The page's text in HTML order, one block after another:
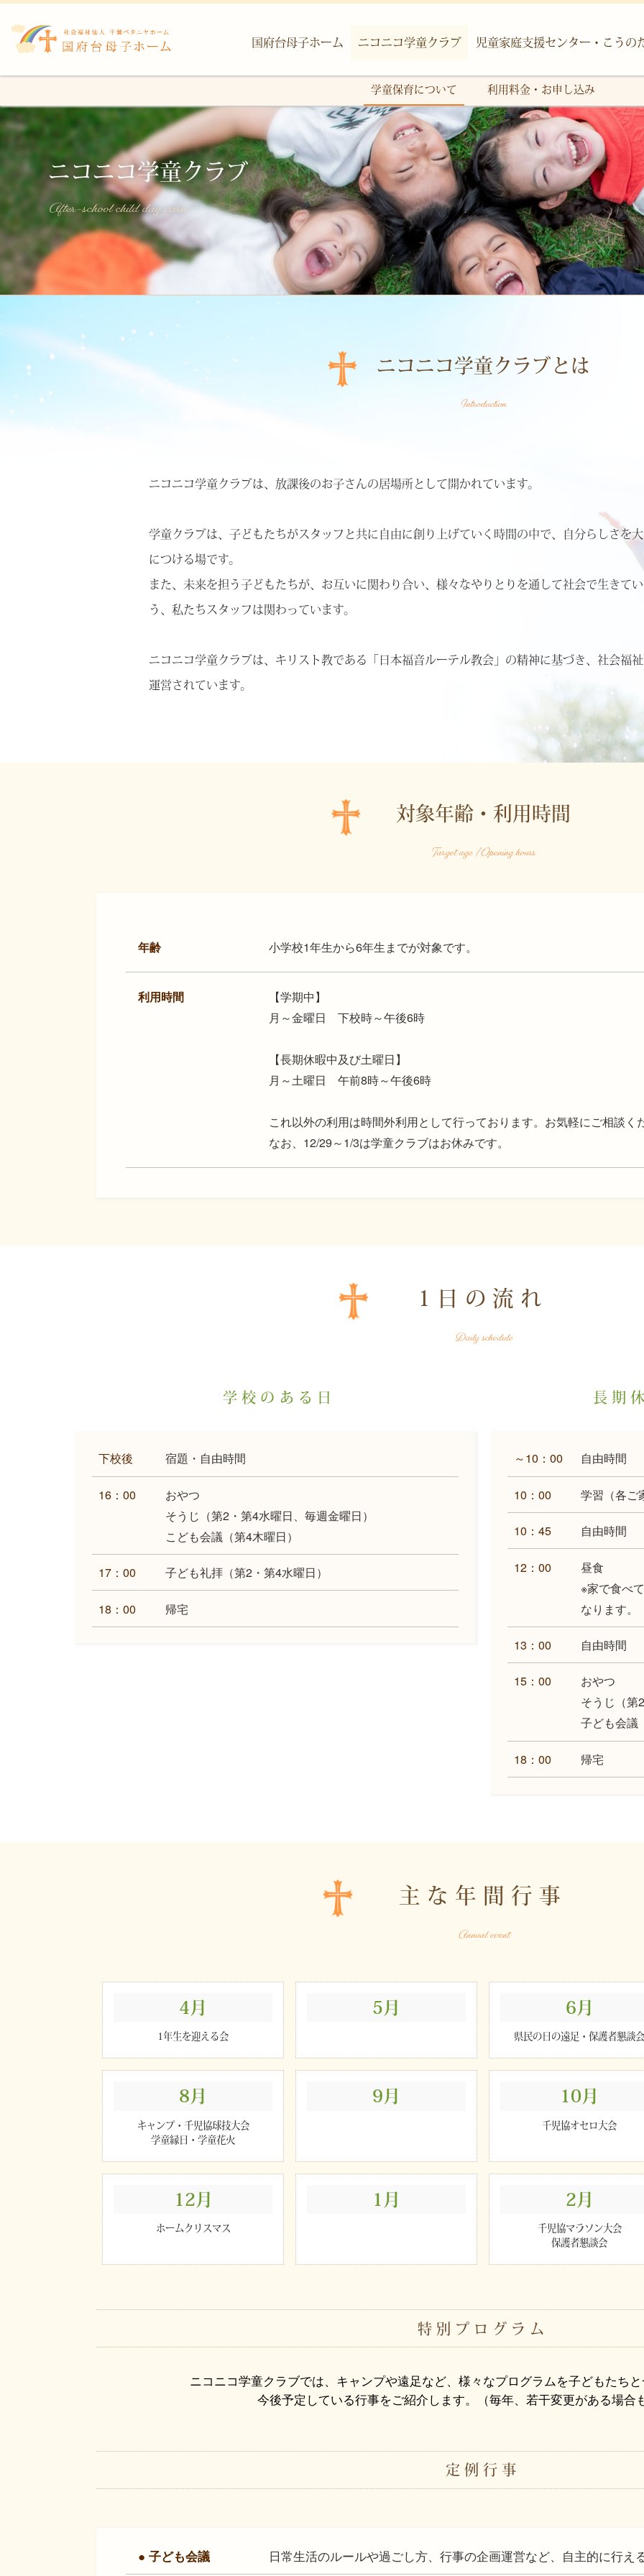
国府台母子ホーム ニコニコ学童クラブ 児童家庭支援センター・こうの
学童保育について 利用料金・お申し込み
ニコニコ学童クラブ
After-school child day care
ニコニコ学童クラブとは
Introduction
ニコニコ学童クラブは、放課後のお子さんの居場所として開かれています。
学童クラブは、子どもたちがスタッフと共に自由に創り上げていく時間の中で、自分らしさを
につける場です。
また、未来を担う子どもたちが、お互いに関わり合い、様々なやりとりを通して社会で生きて
う、私たちスタッフは関わっています。
ニコニコ学童クラブは、キリスト教である「日本福音ルーテル教会」の精神に基づき、社会福
運営されています。
対象年齢・利用時間
Target age / Opening hours
年齢 小学校1年生から6年生までが対象です。
利用時間
【学期中】
月～金曜日 下校時～午後6時
【長期休暇中及び土曜日】
月～土曜日 午前8時～午後6時
これ以外の利用は時間外利用として行っております。お気軽にご相談く
なお、12/29～1/3は学童クラブはお休みです。
1日の流れ
Daily schedule
学校のある日
下校後 宿題・自由時間
16：00
おやつ
そうじ（第2・第4水曜日、毎週金曜日）
こども会議（第4木曜日）
17：00 子ども礼拝（第2・第4水曜日）
18：00 帰宅
長期
～10：00 自由時間
10：00 学習（各ご
10：45 自由時間
12：00
昼食
※家で食べ
なります。
13：00 自由時間
15：00
おやつ
そうじ（第
子ども会議
18：00 帰宅
主な年間行事
Annual event
4月
1年生を迎える会
5月 6月
県民の日の遠足・保護者懇談
8月
キャンプ・千児協球技大会
学童縁日・学童花火
9月 10月
千児協オセロ大会
12月
ホームクリスマス
1月 2月
千児協マラソン大会
保護者懇談会
特別プログラム
ニコニコ学童クラブでは、キャンプや遠足など、様々なプログラムを子どもたち
今後予定している行事をご紹介します。（毎年、若干変更がある場合
定例行事
● 子ども会議 日常生活のルールや過ごし方、行事の企画運営など、自主的に行え